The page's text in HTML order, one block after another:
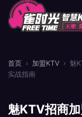
首页 › 加盟KTV › 魅
实战指南
魅KTV招商